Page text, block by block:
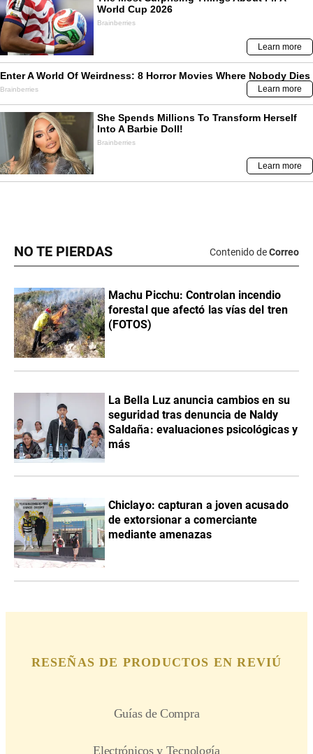
NO TE PIERDAS Contenido deCorreo
Machu Picchu: Controlan incendio
forestal que afectó las vías del tren
(FOTOS)
La Bella Luz anuncia cambios en su
seguridad tras denuncia de Naldy
Saldaña: evaluaciones psicológicas y
más
Chiclayo: capturan a joven acusado
de extorsionar a comerciante
mediante amenazas